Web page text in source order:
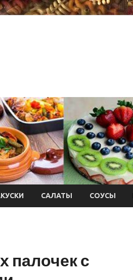
САЛАТЫ СОУСЫ
палочек с